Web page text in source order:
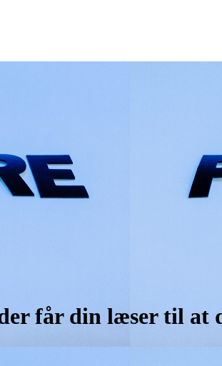
får din læser til at